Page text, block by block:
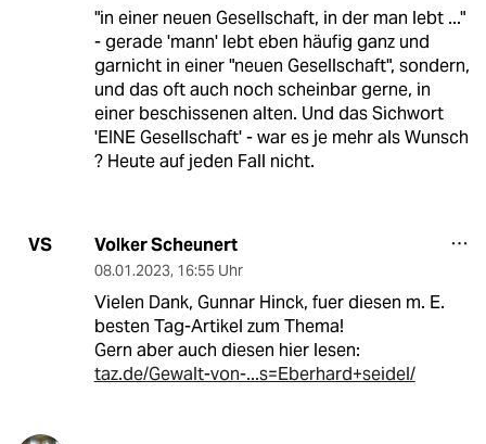
"in einer neuen Gesellschaft, in der man lebt ..."
- gerade 'mann' lebt eben häufig ganz und
garnicht in einer "neuen Gesellschaft", sondern,
und das oft auch noch scheinbar gerne, in
einer beschissenen alten. Und das Sichwort
'EINE Gesellschaft' - war es je mehr als Wunsch
? Heute auf jeden Fall nicht.
VS Volker Scheunert
08.01.2023, 16:55 Uhr
Vielen Dank, Gunnar Hinck, fuer diesen m. E.
besten Tag-Artikel zum Thema!
Gern aber auch diesen hier lesen:
taz.de/Gewalt-von-...s=Eberhard+seidel/